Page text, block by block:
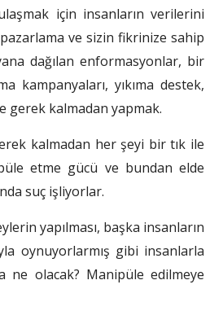
için insanların verilerini
ve sizin fikrinize sahip
dağılan enformasyonlar, bir
kampanyaları, yıkıma destek,
gerek kalmadan yapmak.
kalmadan her şeyi bir tık ile
etme gücü ve bundan elde
suç işliyorlar.
yapılması, başka insanların
oynuyorlarmış gibi insanlarla
ne olacak? Manipüle edilmeye